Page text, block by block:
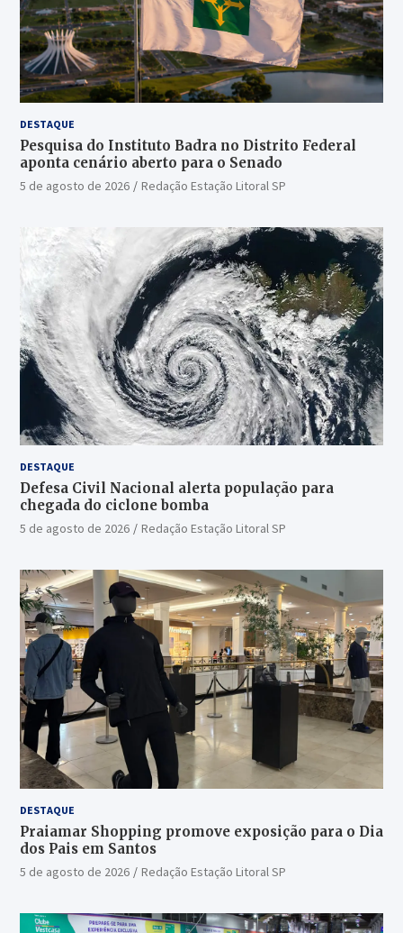
DESTAQUE
Pesquisa do Instituto Badra no Distrito Federal
aponta cenário aberto para o Senado
5 de agosto de 2026 Redação Estação Litoral SP
DESTAQUE
Defesa Civil Nacional alerta população para
chegada do ciclone bomba
5 de agosto de 2026 Redação Estação Litoral SP
DESTAQUE
Praiamar Shopping promove exposição para o Dia
dos Pais em Santos
5 de agosto de 2026 Redação Estação Litoral SP